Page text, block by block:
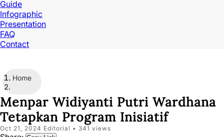
Guide
Infographic
Presentation
FAQ
Contact
Home
Menpar Widiyanti Putri Wardhana
Tetapkan Program Inisiatif
Oct 21, 2024 Editorial • 341 views